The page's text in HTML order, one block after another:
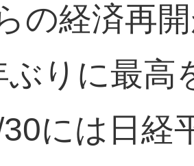
の経済再
りに最高
には日経